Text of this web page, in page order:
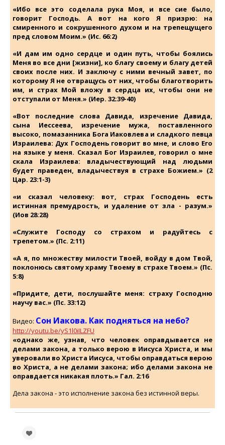
«Ибо все это соделала рука Моя, и все сие было,
говорит Господь. А вот на кого Я призрю: на
смиренного и сокрушенного духом и на трепещущего
пред словом Моим.» (Ис. 66:2)
«И дам им одно сердце и один путь, чтобы боялись
Меня во все дни [жизни], ко благу своему и благу детей
своих после них. И заключу с ними вечный завет, по
которому Я не отвращусь от них, чтобы благотворить
им, и страх Мой вложу в сердца их, чтобы они не
отступали от Меня.» (Иер. 32:39-40)
«Вот последние слова Давида, изречение Давида,
сына Иессеева, изречение мужа, поставленного
высоко, помазанника Бога Иаковлева и сладкого певца
Израилева: Дух Господень говорит во мне, и слово Его
на языке у меня. Сказал Бог Израилев, говорил о мне
скала Израилева: владычествующий над людьми
будет праведен, владычествуя в страхе Божием.» (2
Цар. 23:1-3)
«и сказал человеку: вот, страх Господень есть
истинная премудрость, и удаление от зла - разум.»
(Иов 28:28)
«Служите Господу со страхом и радуйтесь с
трепетом.» (Пс. 2:11)
«А я, по множеству милости Твоей, войду в дом Твой,
поклонюсь святому храму Твоему в страхе Твоем.» (Пс.
5:8)
«Придите, дети, послушайте меня: страху Господню
научу вас.» (Пс. 33:12)
Видео: Сон Иакова. Как подняться на небо?
http://youtu.be/yS1l0iILZFU
«однако же, узнав, что человек оправдывается не
делами закона, а только верою в Иисуса Христа, и мы
уверовали во Христа Иисуса, чтобы оправдаться верою
во Христа, а не делами закона; ибо делами закона не
оправдается никакая плоть.» Гал. 2:16
Дела закона - это исполнение закона без истинной веры.